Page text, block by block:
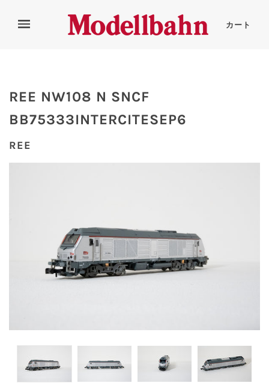
カート
REE NW108 N SNCF
BB75333INTERCITESEP6
REE